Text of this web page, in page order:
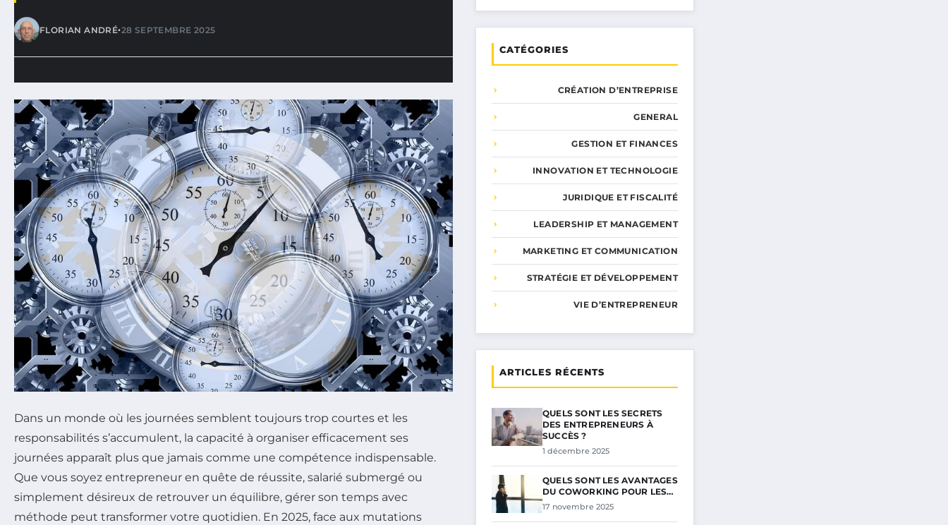
FLORIAN ANDRÉ•28 SEPTEMBRE 2025
Dans un monde où les journées semblent toujours trop courtes et les
responsabilités s’accumulent, la capacité à organiser efficacement ses
journées apparaît plus que jamais comme une compétence indispensable.
Que vous soyez entrepreneur en quête de réussite, salarié submergé ou
simplement désireux de retrouver un équilibre, gérer son temps avec
méthode peut transformer votre quotidien. En 2025, face aux mutations
CATÉGORIES
CRÉATION D’ENTREPRISE
GENERAL
GESTION ET FINANCES
INNOVATION ET TECHNOLOGIE
JURIDIQUE ET FISCALITÉ
LEADERSHIP ET MANAGEMENT
MARKETING ET COMMUNICATION
STRATÉGIE ET DÉVELOPPEMENT
VIE D’ENTREPRENEUR
ARTICLES RÉCENTS
QUELS SONT LES SECRETS
DES ENTREPRENEURS À
SUCCÈS ?
1 décembre 2025
QUELS SONT LES AVANTAGES
DU COWORKING POUR LES…
17 novembre 2025